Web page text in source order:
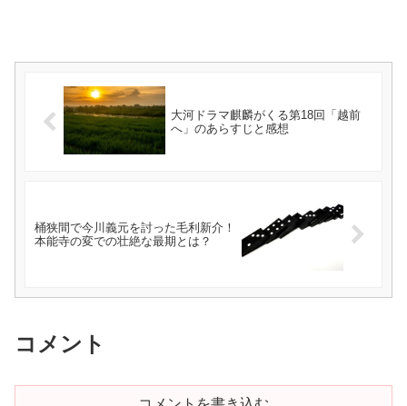
大河ドラマ麒麟がくる第18回「越前
へ」のあらすじと感想
桶狭間で今川義元を討った毛利新介！
本能寺の変での壮絶な最期とは？
コメント